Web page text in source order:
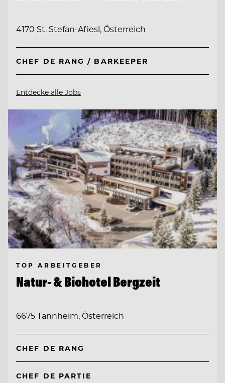
4170 St. Stefan-Afiesl, Österreich
CHEF DE RANG / BARKEEPER
Entdecke alle Jobs
TOP ARBEITGEBER
Natur- & Biohotel Bergzeit
6675 Tannheim, Österreich
CHEF DE RANG
CHEF DE PARTIE